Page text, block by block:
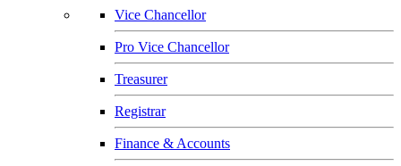
Vice Chancellor
Pro Vice Chancellor
Treasurer
Registrar
Finance & Accounts